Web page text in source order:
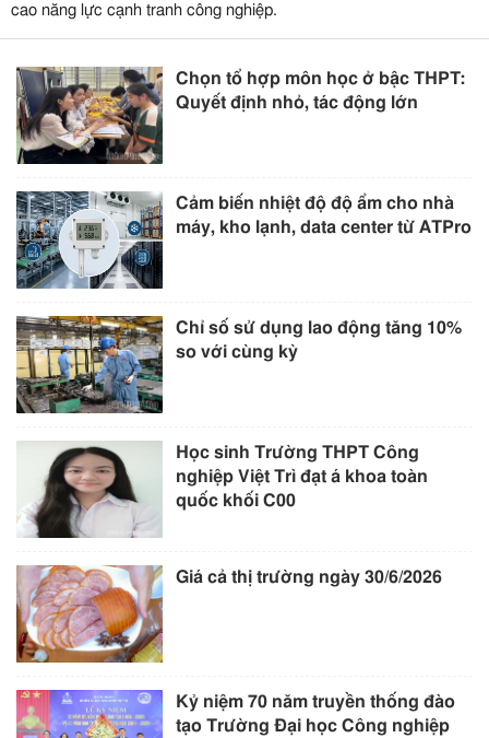
cao năng lực cạnh tranh công nghiệp.
Chọn tổ hợp môn học ở bậc THPT:
Quyết định nhỏ, tác động lớn
Cảm biến nhiệt độ độ ẩm cho nhà
máy, kho lạnh, data center từ ATPro
Chỉ số sử dụng lao động tăng 10%
so với cùng kỳ
Học sinh Trường THPT Công
nghiệp Việt Trì đạt á khoa toàn
quốc khối C00
Giá cả thị trường ngày 30/6/2026
Kỷ niệm 70 năm truyền thống đào
tạo Trường Đại học Công nghiệp